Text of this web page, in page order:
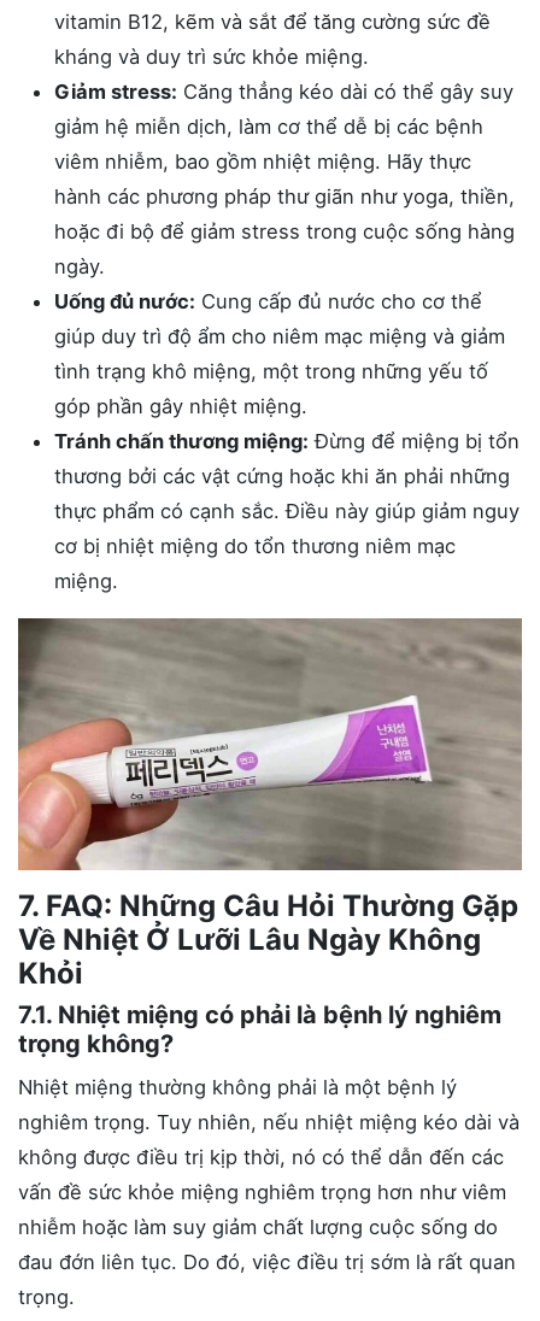
vitamin B12, kẽm và sắt để tăng cường sức đề
kháng và duy trì sức khỏe miệng.
Giảm stress: Căng thẳng kéo dài có thể gây suy
giảm hệ miễn dịch, làm cơ thể dễ bị các bệnh
viêm nhiễm, bao gồm nhiệt miệng. Hãy thực
hành các phương pháp thư giãn như yoga, thiền,
hoặc đi bộ để giảm stress trong cuộc sống hàng
ngày.
Uống đủ nước: Cung cấp đủ nước cho cơ thể
giúp duy trì độ ẩm cho niêm mạc miệng và giảm
tình trạng khô miệng, một trong những yếu tố
góp phần gây nhiệt miệng.
Tránh chấn thương miệng: Đừng để miệng bị tổn
thương bởi các vật cứng hoặc khi ăn phải những
thực phẩm có cạnh sắc. Điều này giúp giảm nguy
cơ bị nhiệt miệng do tổn thương niêm mạc
miệng.
7. FAQ: Những Câu Hỏi Thường Gặp
Về Nhiệt Ở Lưỡi Lâu Ngày Không
Khỏi
7.1. Nhiệt miệng có phải là bệnh lý nghiêm
trọng không?
Nhiệt miệng thường không phải là một bệnh lý
nghiêm trọng. Tuy nhiên, nếu nhiệt miệng kéo dài và
không được điều trị kịp thời, nó có thể dẫn đến các
vấn đề sức khỏe miệng nghiêm trọng hơn như viêm
nhiễm hoặc làm suy giảm chất lượng cuộc sống do
đau đớn liên tục. Do đó, việc điều trị sớm là rất quan
trọng.